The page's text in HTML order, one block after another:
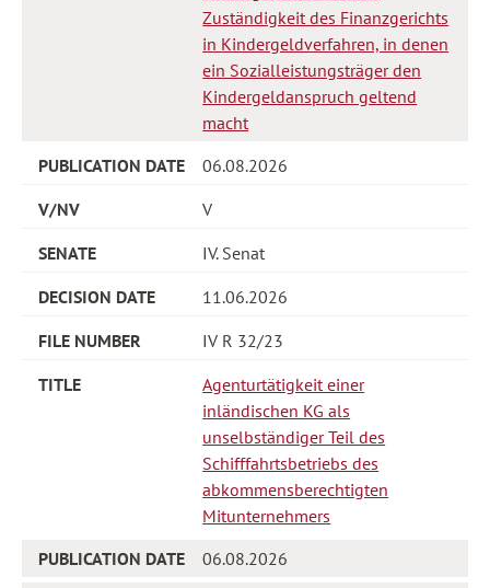
Zuständigkeit des Finanzgerichts
in Kindergeldverfahren, in denen
ein Sozialleistungsträger den
Kindergeldanspruch geltend
macht
06.08.2026
V
IV. Senat
11.06.2026
IV R 32/23
Agenturtätigkeit einer
inländischen KG als
unselbständiger Teil des
Schifffahrtsbetriebs des
abkommensberechtigten
Mitunternehmers
06.08.2026